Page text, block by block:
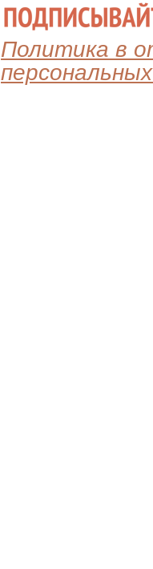
Политика в